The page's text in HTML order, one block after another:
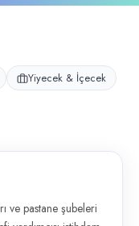
Yiyecek & İçecek
ve pastane şubeleri